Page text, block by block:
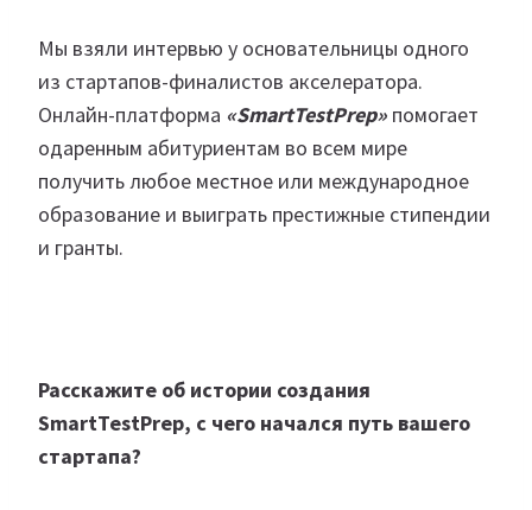
Мы взяли интервью у основательницы одного
из стартапов-финалистов акселератора.
Онлайн-платформа «SmartTestPrep» помогает
одаренным абитуриентам во всем мире
получить любое местное или международное
образование и выиграть престижные стипендии
и гранты.
Расскажите об истории создания
SmartTestPrep, с чего начался путь вашего
стартапа?